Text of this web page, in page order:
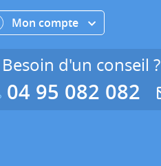
Mon compte
Besoin d'un conseil ?
04 95 082 082